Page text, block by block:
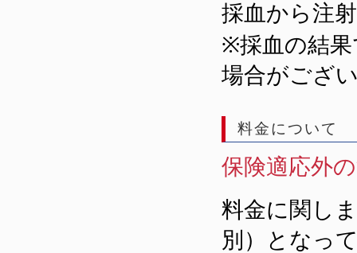
採血から注
※採血の結果
場合がござ
料金について
保険適応外
料金に関し
別）となっ